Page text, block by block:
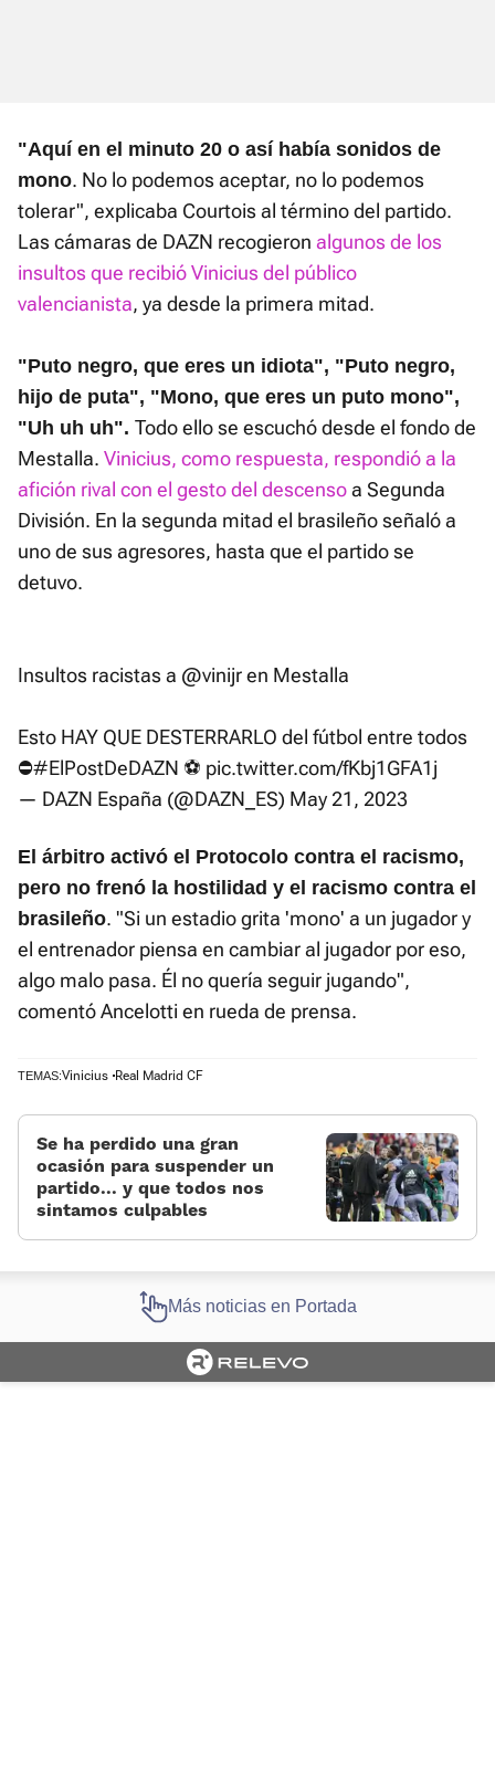
"Aquí en el minuto 20 o así había sonidos de
mono. No lo podemos aceptar, no lo podemos
tolerar", explicaba Courtois al término del partido.
Las cámaras de DAZN recogieron algunos de los
insultos que recibió Vinicius del público
valencianista, ya desde la primera mitad.
"Puto negro, que eres un idiota", "Puto negro,
hijo de puta", "Mono, que eres un puto mono",
"Uh uh uh". Todo ello se escuchó desde el fondo de
Mestalla. Vinicius, como respuesta, respondió a la
afición rival con el gesto del descensoa Segunda
División. En la segunda mitad el brasileño señaló a
uno de sus agresores, hasta que el partido se
detuvo.
Insultos racistas a @vinijren Mestalla
Esto HAY QUE DESTERRARLO del fútbol entre todos
⛔#ElPostDeDAZN ⚽ pic.twitter.com/fKbj1GFA1j
— DAZN España (@DAZN_ES) May 21, 2023
El árbitro activó el Protocolo contra el racismo,
pero no frenó la hostilidad y el racismo contra el
brasileño. "Si un estadio grita 'mono' a un jugador y
el entrenador piensa en cambiar al jugador por eso,
algo malo pasa. Él no quería seguir jugando",
comentó Ancelotti en rueda de prensa.
TEMAS:Vinicius Real Madrid CF
Se ha perdido una gran
ocasión para suspender un
partido... y que todos nos
sintamos culpables
Más noticias en Portada